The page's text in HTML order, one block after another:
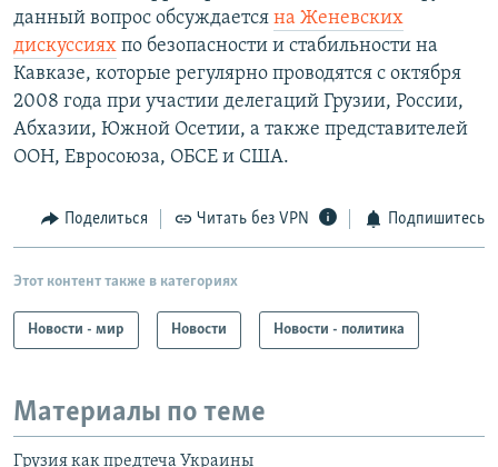
данный вопрос обсуждается на Женевских
дискуссиях по безопасности и стабильности на
Кавказе, которые регулярно проводятся с октября
2008 года при участии делегаций Грузии, России,
Абхазии, Южной Осетии, а также представителей
ООН, Евросоюза, ОБСЕ и США.
Поделиться Читать без VPN Подпишитесь
Этот контент также в категориях
Новости - мир Новости Новости - политика
Материалы по теме
Грузия как предтеча Украины